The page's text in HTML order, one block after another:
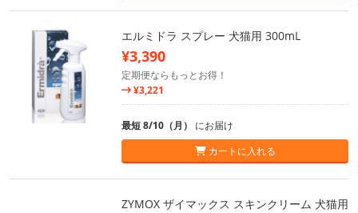
エルミドラ スプレー 犬猫用 300mL
¥3,390
定期便ならもっとお得！
¥3,221
最短 8/10（月） にお届け
カートに入れる
ZYMOX ザイマックス スキンクリーム 犬猫用